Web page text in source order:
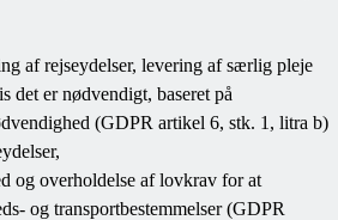
af rejseydelser, levering af særlig pleje
det er nødvendigt, baseret på
(GDPR artikel 6, stk. 1, litra b)
og overholdelse af lovkrav for at
og transportbestemmelser (GDPR